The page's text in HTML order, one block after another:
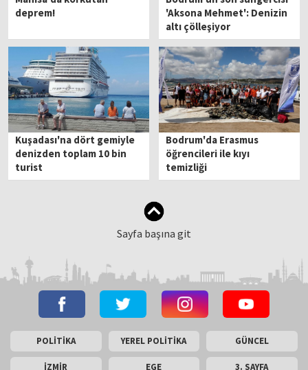
deprem!
'Aksona Mehmet': Denizin
altı çölleşiyor
Kuşadası'na dört gemiyle
denizden toplam 10 bin
turist
Bodrum'da Erasmus
öğrencileri ile kıyı
temizliği
Sayfa başına git
POLİTİKA YEREL POLİTİKA GÜNCEL
İZMİR EGE 3. SAYFA